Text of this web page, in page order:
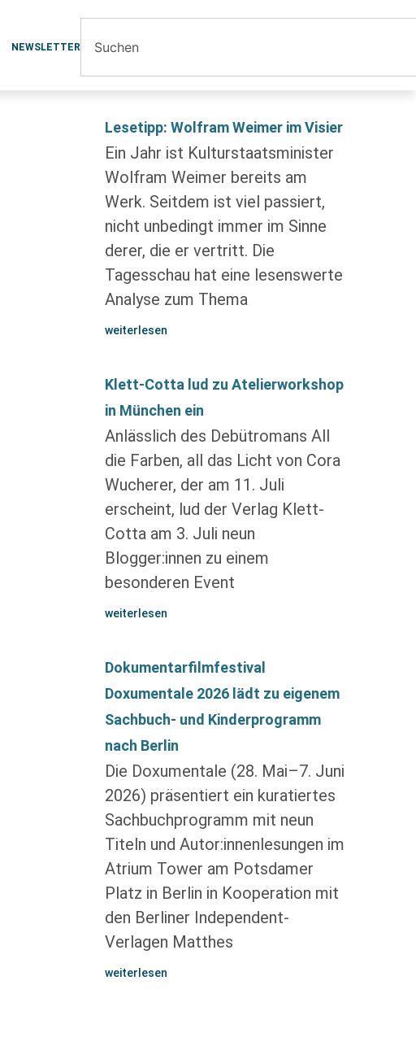
NEWSLETTER
Lesetipp: Wolfram Weimer im Visier
Ein Jahr ist Kulturstaatsminister
Wolfram Weimer bereits am
Werk. Seitdem ist viel passiert,
nicht unbedingt immer im Sinne
derer, die er vertritt. Die
Tagesschau hat eine lesenswerte
Analyse zum Thema
weiterlesen
Klett-Cotta lud zu Atelierworkshop
in München ein
Anlässlich des Debütromans All
die Farben, all das Licht von Cora
Wucherer, der am 11. Juli
erscheint, lud der Verlag Klett-
Cotta am 3. Juli neun
Blogger:innen zu einem
besonderen Event
weiterlesen
Dokumentarfilmfestival
Doxumentale 2026 lädt zu eigenem
Sachbuch- und Kinderprogramm
nach Berlin
Die Doxumentale (28. Mai–7. Juni
2026) präsentiert ein kuratiertes
Sachbuchprogramm mit neun
Titeln und Autor:innenlesungen im
Atrium Tower am Potsdamer
Platz in Berlin in Kooperation mit
den Berliner Independent-
Verlagen Matthes
weiterlesen